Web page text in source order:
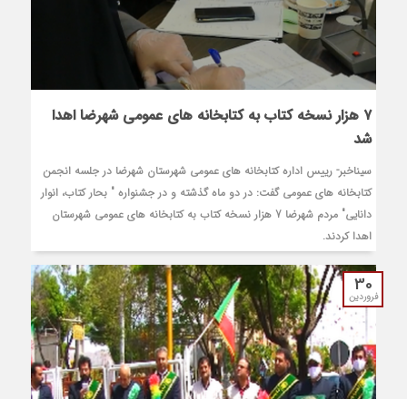
۷ هزار نسخه کتاب به کتابخانه های عمومی شهرضا اهدا
شد
سیناخبر- رییس اداره کتابخانه های عمومی شهرستان شهرضا در جلسه انجمن
کتابخانه های عمومی گفت: در دو ماه گذشته و در جشنواره " بحار کتاب، انوار
دانایی" مردم شهرضا 7 هزار نسخه کتاب به کتابخانه های عمومی شهرستان
اهدا کردند.
30
فروردین